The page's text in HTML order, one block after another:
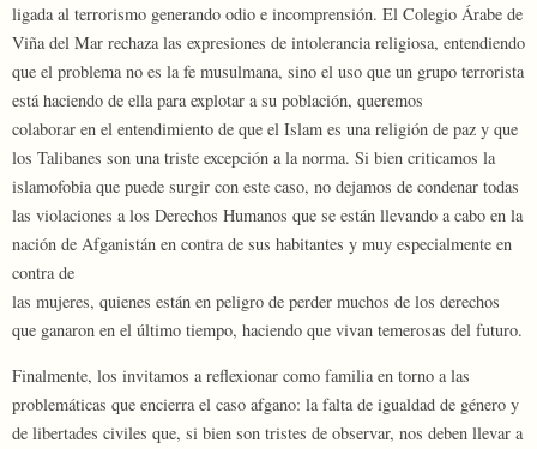
ligada al terrorismo generando odio e incomprensión. El Colegio Árabe de
Viña del Mar rechaza las expresiones de intolerancia religiosa, entendiendo
que el problema no es la fe musulmana, sino el uso que un grupo terrorista
está haciendo de ella para explotar a su población, queremos
colaborar en el entendimiento de que el Islam es una religión de paz y que
los Talibanes son una triste excepción a la norma. Si bien criticamos la
islamofobia que puede surgir con este caso, no dejamos de condenar todas
las violaciones a los Derechos Humanos que se están llevando a cabo en la
nación de Afganistán en contra de sus habitantes y muy especialmente en
contra de
las mujeres, quienes están en peligro de perder muchos de los derechos
que ganaron en el último tiempo, haciendo que vivan temerosas del futuro.
Finalmente, los invitamos a reflexionar como familia en torno a las
problemáticas que encierra el caso afgano: la falta de igualdad de género y
de libertades civiles que, si bien son tristes de observar, nos deben llevar a